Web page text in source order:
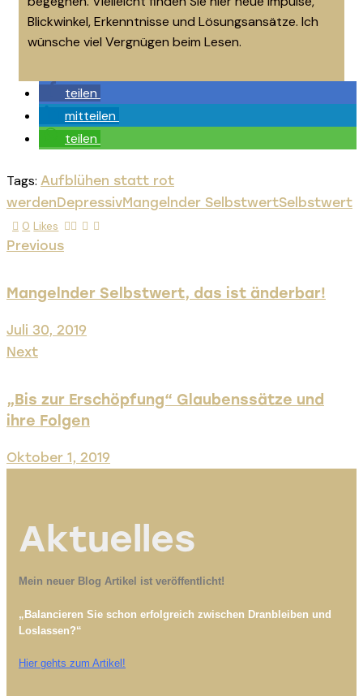
Blickwinkel, Erkenntnisse und Lösungsansätze. Ich
wünsche viel Vergnügen beim Lesen.
teilen
mitteilen
teilen
Tags: Aufblühen statt rot
werdenDepressivMangelnder SelbstwertSelbstwert
0 Likes
Previous
Mangelnder Selbstwert, das ist änderbar!
Juli 30, 2019
Next
„Bis zur Erschöpfung“ Glaubenssätze und
ihre Folgen
Oktober 1, 2019
Aktuelles
Mein neuer Blog Artikel ist veröffentlicht!
„Balancieren Sie schon erfolgreich zwischen Dranbleiben und
Loslassen?“
Hier gehts zum Artikel!